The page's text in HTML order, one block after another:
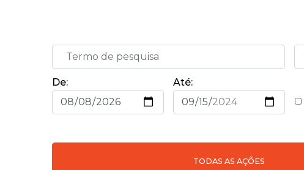
De:
Até:
TODAS AS AÇÕES